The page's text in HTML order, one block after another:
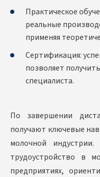
Практическое
реальные
применяя
Сертификация:
позволяет
специалиста.
По завершении
получают ключевые
молочной
трудоустройство в
предприятиях,